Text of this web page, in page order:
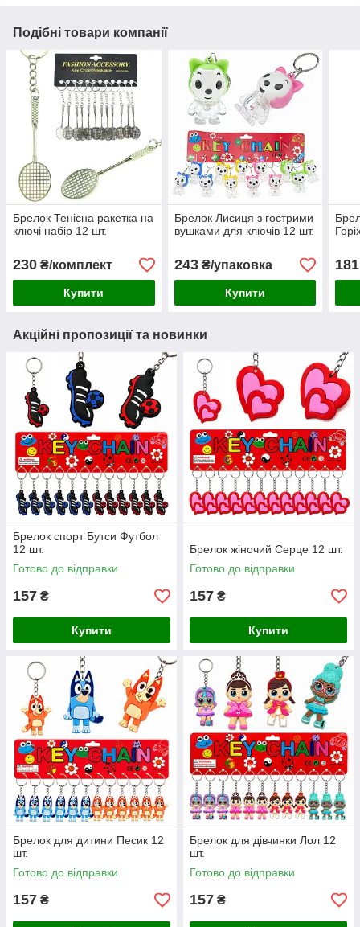
Подібні товари компанії
Брелок Тенісна ракетка на
ключі набір 12 шт.
230 ₴/комплект
Купити
Брелок Лисиця з гострими
вушками для ключів 12 шт.
243₴/упаковка
Купити
181
Акційні пропозиції та новинки
Брелок спорт Бутси Футбол
12 шт.
Готово до відправки
157 ₴
Купити
Брелок жіночий Серце 12 шт.
Готово до відправки
157 ₴
Купити
Брелок для дитини Песик 12
шт.
Готово до відправки
157 ₴
Брелок для дівчинки Лол 12
шт.
Готово до відправки
157 ₴